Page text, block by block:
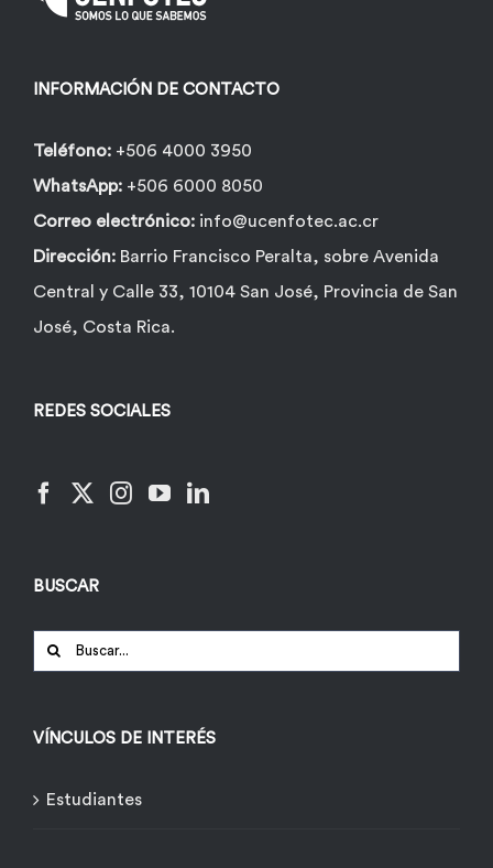
elegir
de
producto
INFORMACIÓN DE CONTACTO
Teléfono: +506 4000 3950
WhatsApp: +506 6000 8050
Correo electrónico: info@ucenfotec.ac.cr
Dirección: Barrio Francisco Peralta, sobre Avenida
Central y Calle 33, 10104 San José, Provincia de San
José, Costa Rica.
REDES SOCIALES
BUSCAR
Buscar:
VÍNCULOS DE INTERÉS
Estudiantes